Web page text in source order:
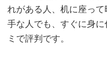
れがある人、机に座っ
手な人でも、すぐに身
ミで評判です。